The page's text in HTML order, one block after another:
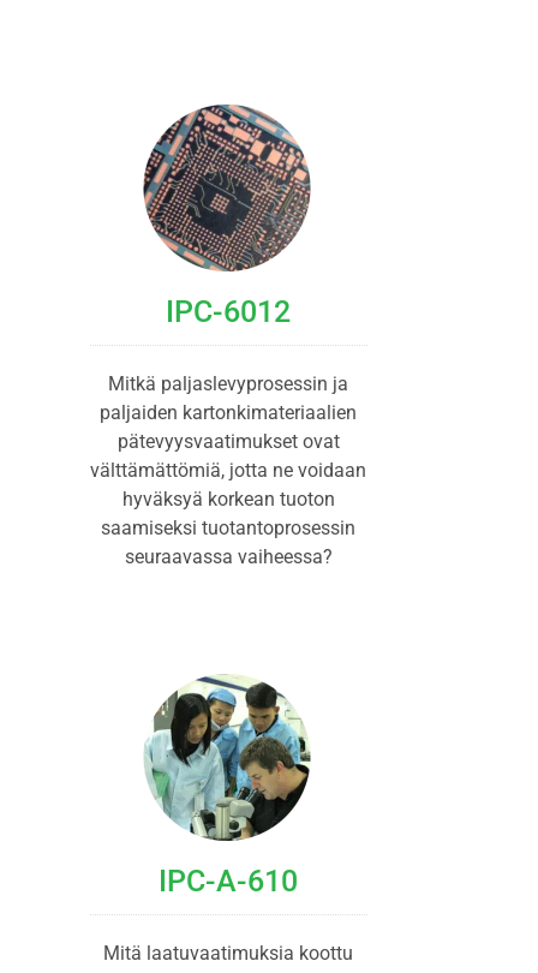
IPC-6012
Mitkä paljaslevyprosessin ja
paljaiden kartonkimateriaalien
pätevyysvaatimukset ovat
välttämättömiä, jotta ne voidaan
hyväksyä korkean tuoton
saamiseksi tuotantoprosessin
seuraavassa vaiheessa?
IPC-A-610
Mitä laatuvaatimuksia koottu